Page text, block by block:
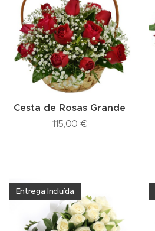
Cesta de Rosas Grande
115,00 €
Entrega Incluída